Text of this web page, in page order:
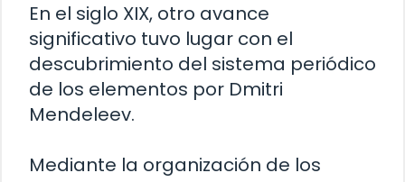
En el siglo XIX, otro avance
significativo tuvo lugar con el
descubrimiento del sistema periódico
de los elementos por Dmitri
Mendeleev.
Mediante la organización de los